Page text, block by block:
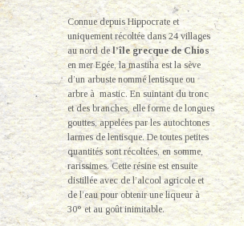
Connue depuis Hippocrate et
uniquement récoltée dans 24 villages
au nord del’île grecque de Chios
en mer Egée, la mastiha est la sève
d’un arbuste nommé lentisque ou
arbre à mastic. En suintant du tronc
et des branches, elle forme de longues
gouttes, appelées par les autochtones
larmes de lentisque. De toutes petites
quantités sont récoltées, en somme,
rarissimes. Cette résine est ensuite
distillée avec de l’alcool agricole et
de l’eau pour obtenir une liqueur à
30° et au goût inimitable.